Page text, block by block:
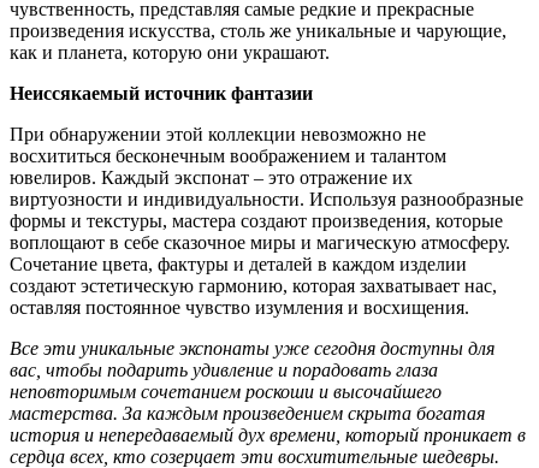
чувственность, представляя самые редкие и прекрасные
произведения искусства, столь же уникальные и чарующие,
как и планета, которую они украшают.
Неиссякаемый источник фантазии
При обнаружении этой коллекции невозможно не
восхититься бесконечным воображением и талантом
ювелиров. Каждый экспонат – это отражение их
виртуозности и индивидуальности. Используя разнообразные
формы и текстуры, мастера создают произведения, которые
воплощают в себе сказочное миры и магическую атмосферу.
Сочетание цвета, фактуры и деталей в каждом изделии
создают эстетическую гармонию, которая захватывает нас,
оставляя постоянное чувство изумления и восхищения.
Все эти уникальные экспонаты уже сегодня доступны для
вас, чтобы подарить удивление и порадовать глаза
неповторимым сочетанием роскоши и высочайшего
мастерства. За каждым произведением скрыта богатая
история и непередаваемый дух времени, который проникает в
сердца всех, кто созерцает эти восхитительные шедевры.